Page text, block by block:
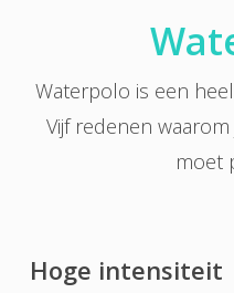
Waterpolo is een
Vijf redenen
moet
Hoge intensiteit